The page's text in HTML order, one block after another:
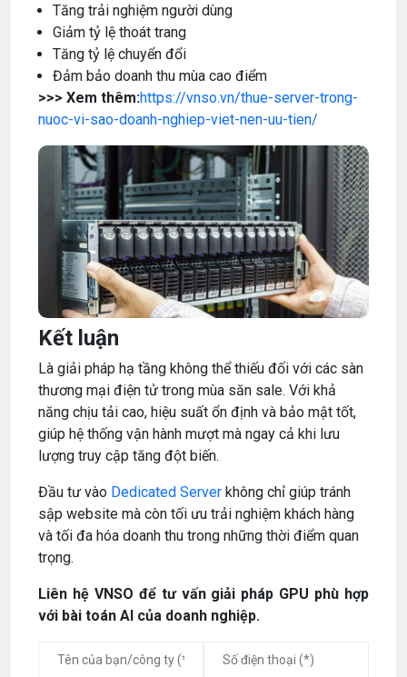
Tăng trải nghiệm người dùng
Giảm tỷ lệ thoát trang
Tăng tỷ lệ chuyển đổi
Đảm bảo doanh thu mùa cao điểm
>>> Xem thêm:https://vnso.vn/thue-server-trong-
nuoc-vi-sao-doanh-nghiep-viet-nen-uu-tien/
Kết luận
Là giải pháp hạ tầng không thể thiếu đối với các sàn
thương mại điện tử trong mùa săn sale. Với khả
năng chịu tải cao, hiệu suất ổn định và bảo mật tốt,
giúp hệ thống vận hành mượt mà ngay cả khi lưu
lượng truy cập tăng đột biến.
Đầu tư vào Dedicated Server không chỉ giúp tránh
sập website mà còn tối ưu trải nghiệm khách hàng
và tối đa hóa doanh thu trong những thời điểm quan
trọng.
Liên hệ VNSO để tư vấn giải pháp GPU phù hợp
với bài toán AI của doanh nghiệp.